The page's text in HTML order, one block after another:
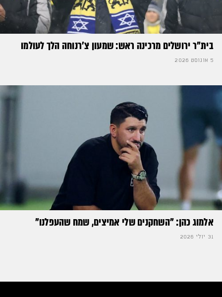
בית"ר ירושלים מרכינה ראש: שמעון צ'רנוחה הלך לעולמו
5 אוגוסט 2026
אלמוג כהן: "השחקנים שלי אמיצים, שמח שהעפלנו"
31 יולי 2026